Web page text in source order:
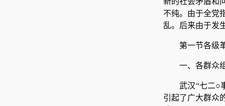
不纯。由于全党
乱。后来由于发
第一节各级
一、各群众
武汉“七二○
引起了广大群众